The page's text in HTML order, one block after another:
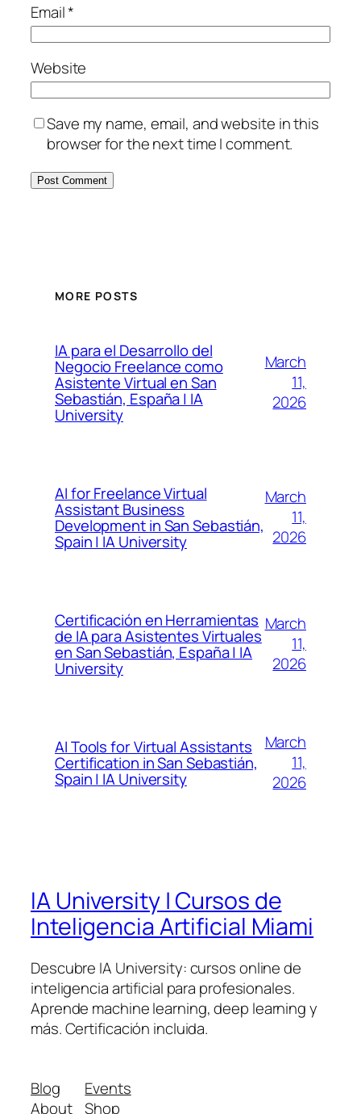
Email*
Website
Save my name, email, and website in this
browser for the next time I comment.
MORE POSTS
IA para el Desarrollo del
Negocio Freelance como
Asistente Virtual en San
Sebastián, España | IA
University
March
11,
2026
AI for Freelance Virtual
Assistant Business
Development in San Sebastián,
Spain | IA University
March
11,
2026
Certificación en Herramientas
de IA para Asistentes Virtuales
en San Sebastián, España | IA
University
March
11,
2026
AI Tools for Virtual Assistants
Certification in San Sebastián,
Spain | IA University
March
11,
2026
IA University | Cursos de
Inteligencia Artificial Miami
Descubre IA University: cursos online de
inteligencia artificial para profesionales.
Aprende machine learning, deep learning y
más. Certificación incluida.
Blog
About
Events
Shop